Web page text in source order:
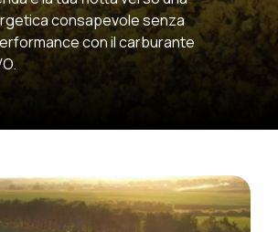
consapevole senza
con il carburante